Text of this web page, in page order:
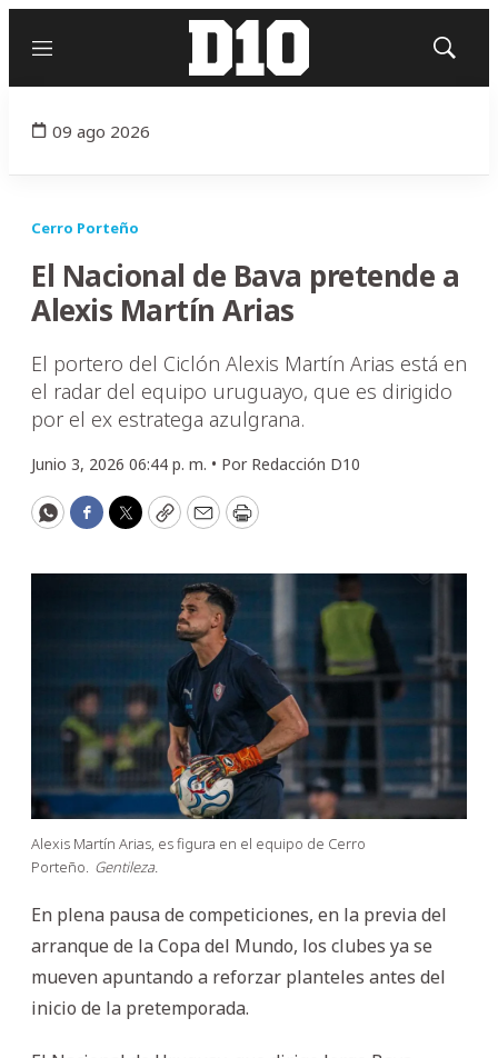
Menú
Mostrar
09 ago 2026
Cerro Porteño
El Nacional de Bava pretende a
Alexis Martín Arias
El portero del Ciclón Alexis Martín Arias está en
el radar del equipo uruguayo, que es dirigido
por el ex estratega azulgrana.
Junio 3, 2026 06:44 p. m. • Por Redacción D10
WhatsApp
Facebook
Twitter
CopyEmailPrint
Alexis Martín Arias, es figura en el equipo de Cerro
Porteño. Gentileza.
En plena pausa de competiciones, en la previa del
arranque de la Copa del Mundo, los clubes ya se
mueven apuntando a reforzar planteles antes del
inicio de la pretemporada.